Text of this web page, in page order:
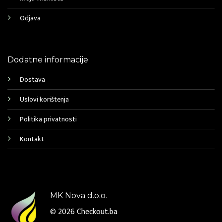
Odjava
Dodatne informacije
Dostava
Uslovi korištenja
Politika privatnosti
Kontakt
MK Nova d.o.o.
© 2026Checkout.ba